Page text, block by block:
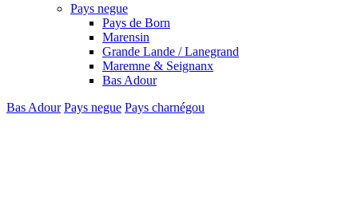
Pays negue
Pays de Born
Marensin
Grande Lande / Lanegrand
Maremne & Seignanx
Bas Adour
Bas Adour Pays negue Pays charnégou